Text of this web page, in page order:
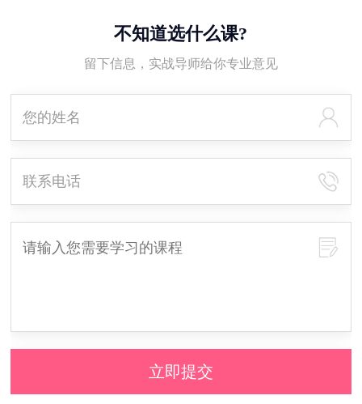
不知道选什么课?
留下信息，实战导师给你专业意见
立即提交